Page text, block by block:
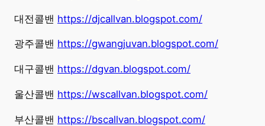
대전콜밴 https://djcallvan.blogspot.com/
광주콜밴 https://gwangjuvan.blogspot.com/
대구콜밴 https://dgvan.blogspot.com/
울산콜밴 https://wscallvan.blogspot.com/
부산콜밴 https://bscallvan.blogspot.com/